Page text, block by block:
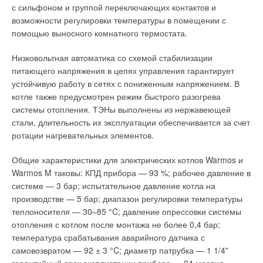
с сильфоном и группой переключающих контактов и
возможности регулировки температуры в помещении с
помощью выносного комнатного термостата.
Низковольтная автоматика со схемой стабилизации
питающего напряжения в цепях управления гарантирует
устойчивую работу в сетях с пониженным напряжением. В
котле также предусмотрен режим быстрого разогрева
системы отопления. ТЭНы выполнены из нержавеющей
стали, длительность их эксплуатации обеспечивается за счет
ротации нагревательных элементов.
Общие характеристики для электрических котлов Warmos и
Warmos M таковы: КПД прибора — 93 %; рабочее давление в
системе — 3 бар; испытательное давление котла на
производстве — 5 бар; диапазон регулировки температуры
теплоносителя — 30–85 °C; давление опрессовки системы
отопления с котлом после монтажа не более 0,4 бар;
температура срабатывания аварийного датчика с
самовозвратом — 92 ± 3 °C; диаметр патрубка — 1 1/4ʺ
продуктами сгорания после газового электрогенератора.
Эта вода используется в АБХМ для получения захоложенной
холодный период года получаемая горячая вода
направляется в систему отопления здания. Потребляемая
максимальная электрическая мощность АБХМ — 3,8 кВт,
градирней — 30 кВт, уровень акустического шума градирни
при максимальной скорости вентилятора — 64 дБ(А).
При вероятном использовании компрессионной холодильной
максимальная электрическая мощность составила бы 140
кВт, уровень акустического шума при максимальной скорости
— 70 дБ(А). При сменной работе в течение 12-ти часов в
сутки ежегодный экономический эффект от снижения
потребляемой электрической энергии составляет 840 тыс.
руб. при стоимости электроэнергии 3,6 руб/кВт⋅ч.
На втором объекте — бизнес-центр в переулке Холодный, д.
легких. Исследователи расценили эти заболевания как
адаптацию организма к хроническому воздействию СO2.
Если ученые давали подопытным животным достаточно
времени для восстановления (больше месяца), то эти
признаки исчезали. Впрочем, исследователи сами говорят о
том, что нужны дальнейшие эксперименты, чтобы
установить, как повлияют на состояние млекопитающих
более низкие концентрации углекислого газа и когда же
изменения в их организмах станут необратимыми.
Прочие эффекты и СБЗ
Исследования ученых не ограничиваются ацидозом.
Обследование 344 сотрудников 86 офисов города Тайбэй
(Тайвань) показало, что уже при уровне СO2 выше 800 ppm
(0,08 %) у них отмечался рост маркеров окислительного
стресса, например, 8-OHdG (8-гидрокси2-де-зокси-
гуанозина), определяемого в моче. Содержание маркеров
тем выше, чем дольше человек находится в душном
помещении.